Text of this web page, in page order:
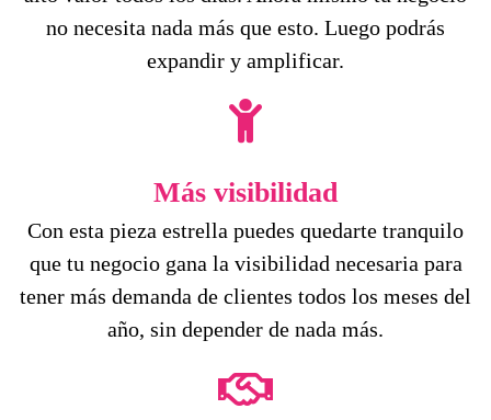
no necesita nada más que esto. Luego podrás
expandir y amplificar.
Más visibilidad
Con esta pieza estrella puedes quedarte tranquilo
que tu negocio gana la visibilidad necesaria para
tener más demanda de clientes todos los meses del
año, sin depender de nada más.